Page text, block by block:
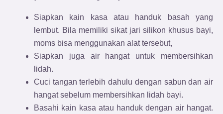
Siapkan kain kasa atau handuk basah yang
lembut. Bila memiliki sikat jari silikon khusus bayi,
moms bisa menggunakan alat tersebut,
Siapkan juga air hangat untuk membersihkan
lidah.
Cuci tangan terlebih dahulu dengan sabun dan air
hangat sebelum membersihkan lidah bayi.
Basahi kain kasa atau handuk dengan air hangat.